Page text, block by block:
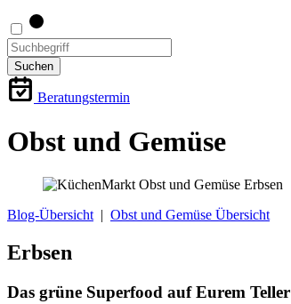
Suchen
Beratungstermin
Obst und Gemüse
Blog-Übersicht | Obst und Gemüse Übersicht
Erbsen
Das grüne Superfood auf Eurem Teller